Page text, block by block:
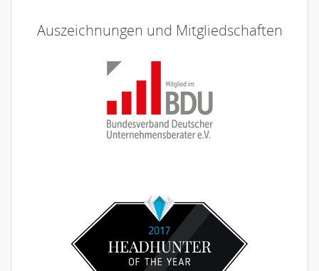
Auszeichnungen und Mitgliedschaften